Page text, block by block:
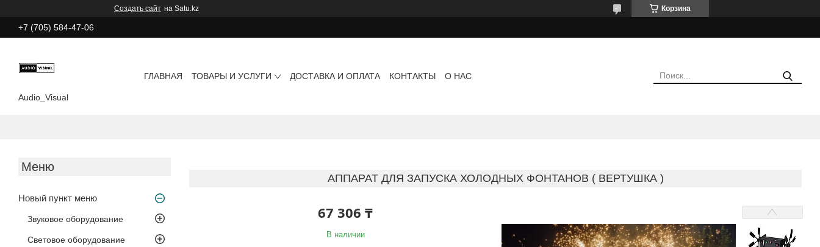
Создать сайт на Satu.kz Корзина
+7 (705) 584-47-06
Audio_Visual
ГЛАВНАЯ ТОВАРЫ И УСЛУГИ ДОСТАВКА И ОПЛАТА КОНТАКТЫ О НАС
Новый пункт меню
Звуковое оборудование
Световое оборудование
АППАРАТ ДЛЯ ЗАПУСКА ХОЛОДНЫХ ФОНТАНОВ ( ВЕРТУШКА )
67 306 ₸
В наличии